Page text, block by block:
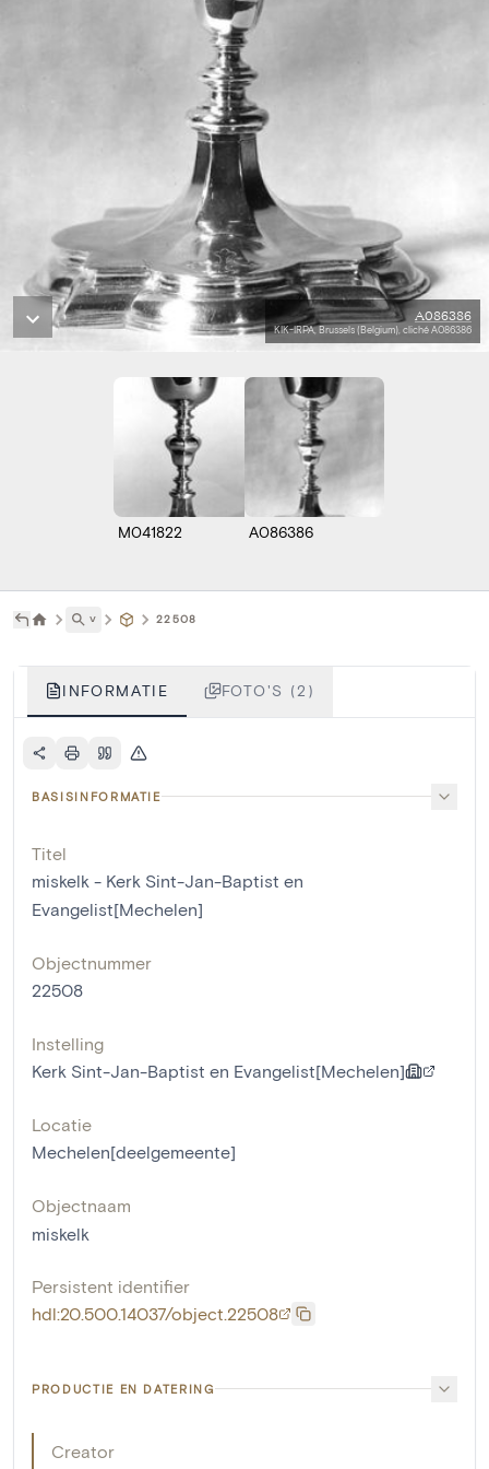
A086386
KIK-IRPA, Brussels (Belgium), cliché A086386
M041822 A086386
˅ 22508
INFORMATIE FOTO'S (2)
BASISINFORMATIE
Titel
miskelk - Kerk Sint-Jan-Baptist en
Evangelist[Mechelen]
Objectnummer
22508
Instelling
Kerk Sint-Jan-Baptist en Evangelist[Mechelen]
Locatie
Mechelen[deelgemeente]
Objectnaam
miskelk
Persistent identifier
hdl:20.500.14037/object.22508
PRODUCTIE EN DATERING
Creator